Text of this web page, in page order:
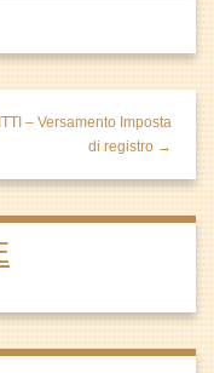
– Versamento Imposta
di registro →